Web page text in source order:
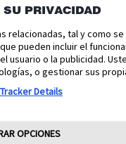
PRIVACIDAD
relacionadas, tal y como
pueden incluir el
usuario o la publicidad.
o gestionar sus
Tracker Details
OPCIONES